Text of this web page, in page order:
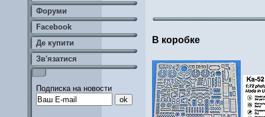
В коробке
Форуми
Facebook
Де купити
Зв'язатися
Подписка на новости